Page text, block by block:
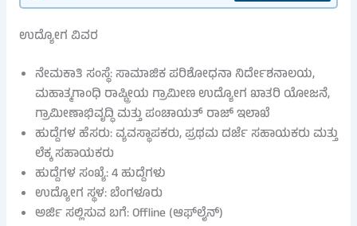
ಉದ್ಯೋಗ ವಿವರ
ನೇಮಕಾತಿ ಸಂಸ್ಥೆ: ಸಾಮಾಜಿಕ ಪರಿಶೋಧನಾ ನಿರ್ದೇಶನಾಲಯ,
ಮಹಾತ್ಮಗಾಂಧಿ ರಾಷ್ಟ್ರೀಯ ಗ್ರಾಮೀಣ ಉದ್ಯೋಗ ಖಾತರಿ ಯೋಜನೆ,
ಗ್ರಾಮೀಣಾಭಿವೃದ್ಧಿ ಮತ್ತು ಪಂಚಾಯತ್ ರಾಜ್ ಇಲಾಖೆ
ಹುದ್ದೆಗಳ ಹೆಸರು: ವ್ಯವಸ್ಥಾಪಕರು, ಪ್ರಥಮ ದರ್ಜೆ ಸಹಾಯಕರು ಮತ್ತು
ಲೆಕ್ಕ ಸಹಾಯಕರು
ಹುದ್ದೆಗಳ ಸಂಖ್ಯೆ: 4 ಹುದ್ದೆಗಳು
ಉದ್ಯೋಗ ಸ್ಥಳ: ಬೆಂಗಳೂರು
ಅರ್ಜಿ ಸಲ್ಲಿಸುವ ಬಗೆ: Offline (ಆಫ್‌ಲೈನ್)